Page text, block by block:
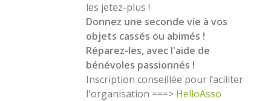
les jetez-plus !
Donnez une seconde vie à vos
objets cassés ou abimés !
Réparez-les, avec l'aide de
bénévoles passionnés !
Inscription conseillée pour faciliter
l'organisation ===> HelloAsso